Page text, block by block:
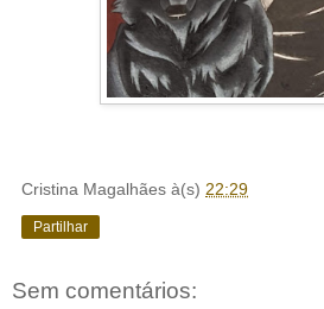
Cristina Magalhães à(s) 22:29
Partilhar
Sem comentários: